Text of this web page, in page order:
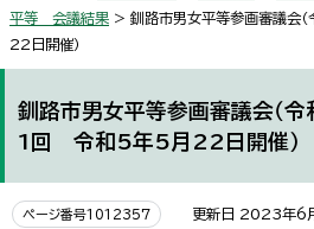
平等 会議結果 > 釧路市男女平等参画審議会
22日開催）
釧路市男女平等参画審議会（
1回 令和5年5月22日開催）
ページ番号1012357 更新日 2023年6